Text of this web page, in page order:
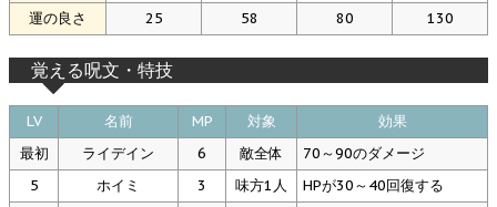
運の良さ
25 58 80 130
覚える呪文・特技
LV 名前 MP 対象
効果
最初
ライデイン 6 敵全体
70～90のダメージ
5
ホイミ 3 味方1人 HPが30～40回復する